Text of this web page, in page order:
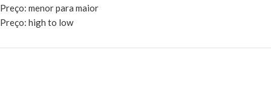
Preço: menor para maior
Preço: high to low